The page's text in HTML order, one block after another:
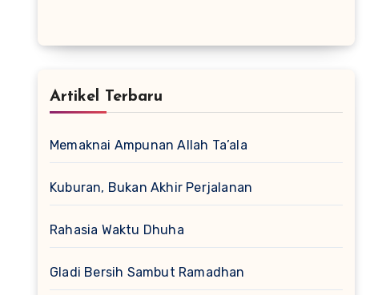
Artikel Terbaru
Memaknai Ampunan Allah Ta’ala
Kuburan, Bukan Akhir Perjalanan
Rahasia Waktu Dhuha
Gladi Bersih Sambut Ramadhan